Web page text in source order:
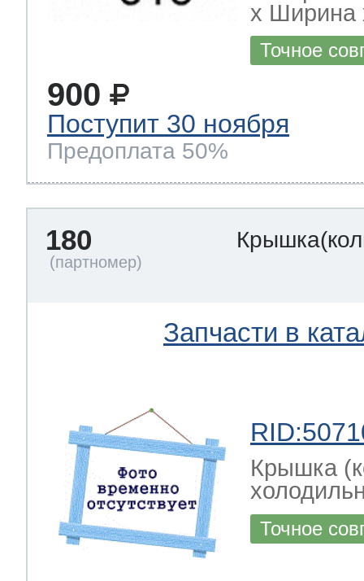
х Ширина
Точное
900
Поступит 30 ноября
Предоплата 50%
180
Запчасти в
Крышка
Точное